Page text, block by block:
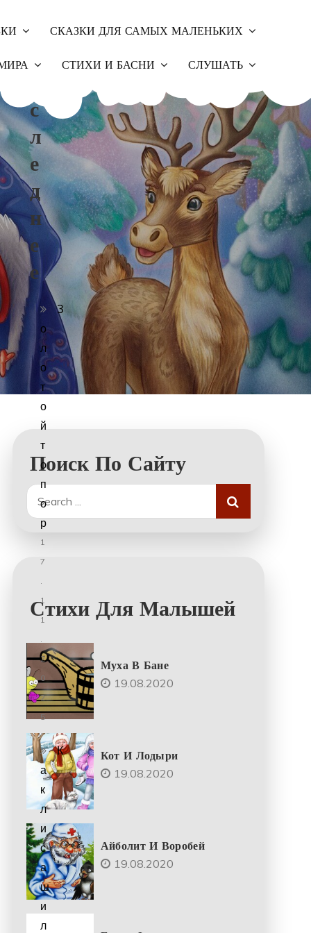
СКАЗКИ ДЛЯ САМЫХ МАЛЕНЬКИХ
СТИХИ И БАСНИ СЛУШАТЬ
Поиск По Сайту
Search
for:
Стихи Для Малышей
Муха В Бане
19.08.2020
Кот И Лодыри
19.08.2020
Айболит И Воробей
19.08.2020
С
Л
Е
Д
Н
Е
Е
З
о
л
о
т
о
й
т
о
п
о
р
1
7
.
1
1
.
2
0
2
5
К
а
к
л
и
с
а
ш
и
л